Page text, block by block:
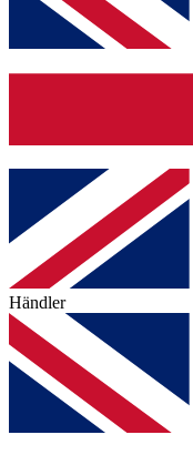
Händler